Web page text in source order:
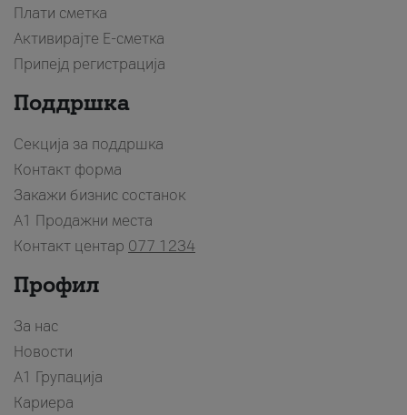
Плати сметка
Активирајте Е-сметка
Припејд регистрација
Поддршка
Секција за поддршка
Контакт форма
Закажи бизнис состанок
A1 Продажни места
Контакт центар 077 1234
Профил
За нас
Новости
А1 Групација
Кариера